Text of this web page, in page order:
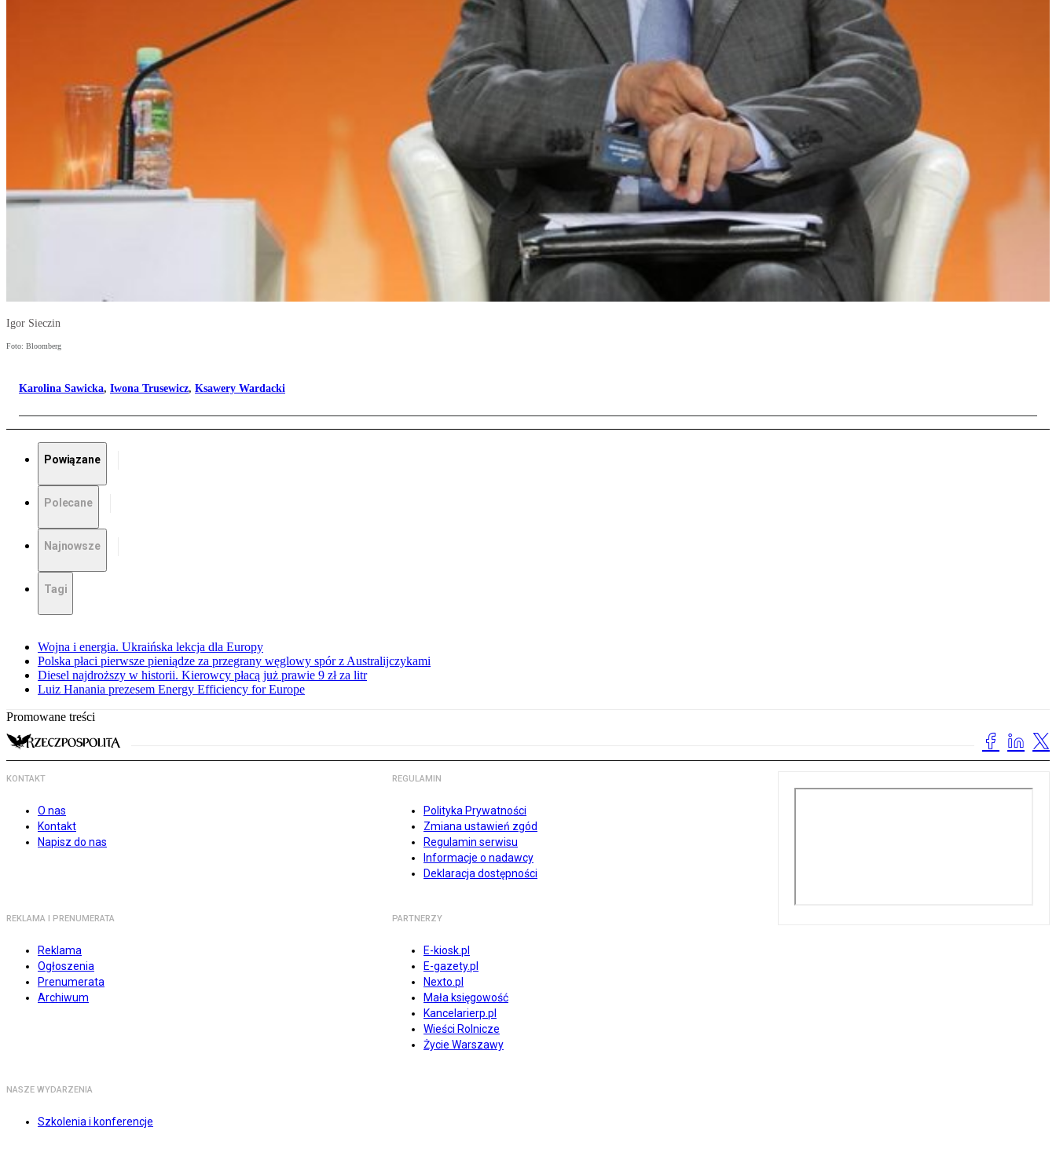
Igor Sieczin
Foto: Bloomberg
Karolina Sawicka, Iwona Trusewicz, Ksawery Wardacki
Powiązane
Polecane
Najnowsze
Tagi
Wojna i energia. Ukraińska lekcja dla Europy
Polska płaci pierwsze pieniądze za przegrany węglowy spór z Australijczykami
Diesel najdroższy w historii. Kierowcy płacą już prawie 9 zł za litr
Luiz Hanania prezesem Energy Efficiency for Europe
Promowane treści
KONTAKT
O nas
Kontakt
Napisz do nas
REGULAMIN
Polityka Prywatności
Zmiana ustawień zgód
Regulamin serwisu
Informacje o nadawcy
Deklaracja dostępności
REKLAMA I PRENUMERATA
Reklama
Ogłoszenia
Prenumerata
Archiwum
PARTNERZY
E-kiosk.pl
E-gazety.pl
Nexto.pl
Mała księgowość
Kancelarierp.pl
Wieści Rolnicze
Życie Warszawy
NASZE WYDARZENIA
Szkolenia i konferencje